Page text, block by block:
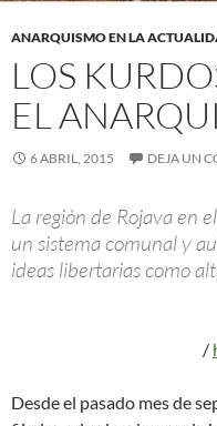
ANARQUISMO EN LA
LOS
EL
6 ABRIL, 2015 DEJA UN
La región de Rojava en
un sistema comunal y
ideas libertarias como
/
Desde el pasado mes de